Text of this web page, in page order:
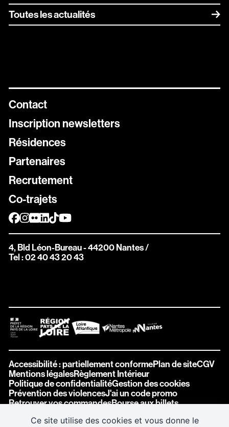
Ce site utilise des cookies et vous donne le
Toutes les actualités
Contact
Inscription newsletters
Résidences
Partenaires
Recrutement
Co-trajets
4, Bld Léon-Bureau - 44200 Nantes/
Tel : 02 40 43 20 43
Accessibilité : partiellement conformePlan de siteCGV
Mentions légalesRèglement Intérieur
Politique de confidentialitéGestion des cookies
Prévention des violencesJ'ai un code promo
Retrouver vos commandesBourse aux billets
Inscrivez vous aux différentes newsletters de Stereolux
Abonnez-vous !
Bon cadeau
Offrez à vos proches de beaux moments à Stereolux